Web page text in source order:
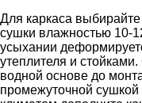
Для каркаса
сушки влажностью 10-
усыхании
утеплителя и
водной основе до
промежуточной